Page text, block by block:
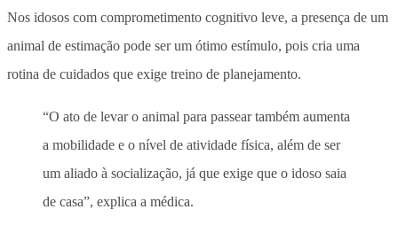
Nos idosos com comprometimento cognitivo leve, a presença de um
animal de estimação pode ser um ótimo estímulo, pois cria uma
rotina de cuidados que exige treino de planejamento.
“O ato de levar o animal para passear também aumenta
a mobilidade e o nível de atividade física, além de ser
um aliado à socialização, já que exige que o idoso saia
de casa”, explica a médica.